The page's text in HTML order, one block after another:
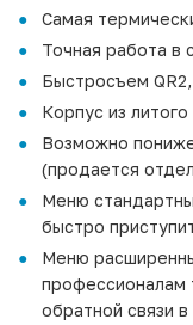
Самая
Точная работа в
Быстросъем
Корпус из
Возможно
(продается
Меню
быстро
Меню
профессионалам
обратной связи